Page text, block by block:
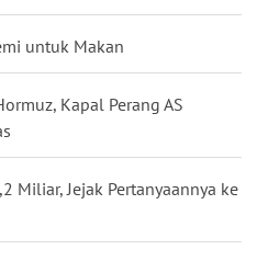
untuk Makan
Kapal Perang AS
Miliar, Jejak Pertanyaannya ke